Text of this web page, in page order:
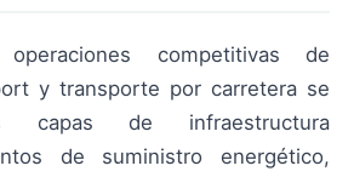
competitivas de
y transporte por carretera se
capas de infraestructura
de suministro energético,